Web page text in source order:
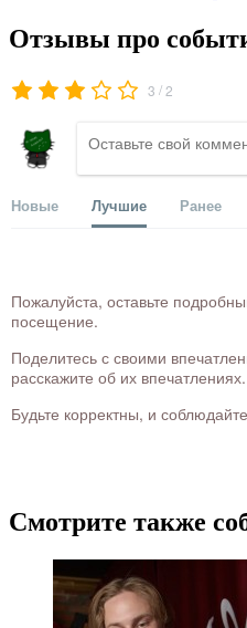
Отзывы про
3 /2
Новые Лучшие Ранее
Пожалуйста, оставьте
посещение.
Поделитесь с своими
расскажите об их впечатлениях.
Будьте корректны, и
Смотрите также